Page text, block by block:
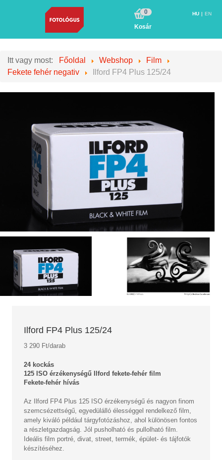
0
Kosár
HU EN
Itt vagy most: Főoldal Webshop
Film
Fekete fehér negativ
Ilford FP4 Plus 125/24
Ilford FP4 Plus 125/24
3 290 Ft/darab
24 kockás
125 ISO érzékenységű Ilford fekete-fehér film
Fekete-fehér hívás
Az Ilford FP4 Plus 125 ISO érzékenységű és nagyon finom
szemcsézettségű, egyedülálló élességgel rendelkező film,
amely kiváló például tárgyfotózáshoz, ahol különösen fontos
a részletgazdagság. Jól pusholható és pullolható film.
Ideális film portré, divat, street, termék, épület- és tájfotók
készítéséhez.